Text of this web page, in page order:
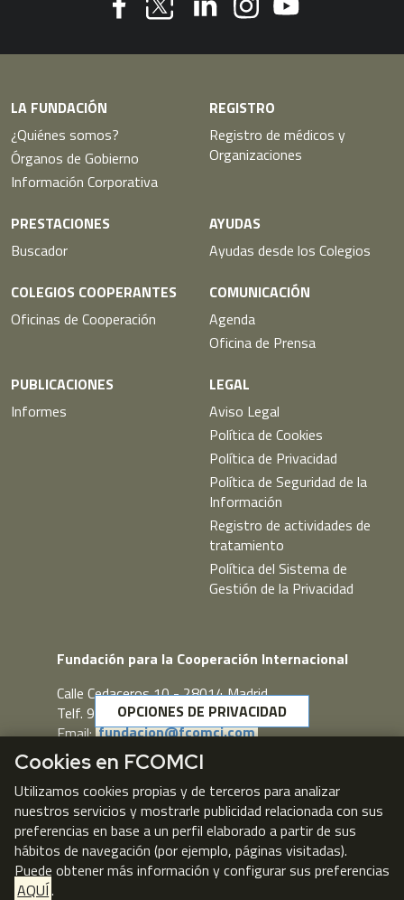
LA FUNDACIÓN
¿Quiénes somos?
Órganos de Gobierno
Información Corporativa
REGISTRO
Registro de médicos y
Organizaciones
PRESTACIONES
Buscador
AYUDAS
Ayudas desde los Colegios
COLEGIOS COOPERANTES
Oficinas de Cooperación
COMUNICACIÓN
Agenda
Oficina de Prensa
PUBLICACIONES
Informes
LEGAL
Aviso Legal
Política de Cookies
Política de Privacidad
Política de Seguridad de la
Información
Registro de actividades de
tratamiento
Política del Sistema de
Gestión de la Privacidad
Fundación para la Cooperación Internacional
Calle Cedaceros,10 - 28014 Madrid
Telf. 91 431 77 80
Email: fundacion@fcomci.com
Webmail
OPCIONES DE PRIVACIDAD
Cookies en FCOMCI
Utilizamos cookies propias y de terceros para analizar
nuestros servicios y mostrarle publicidad relacionada con sus
preferencias en base a un perfil elaborado a partir de sus
hábitos de navegación (por ejemplo, páginas visitadas).
Puede obtener más información y configurar sus preferencias
AQUÍ.